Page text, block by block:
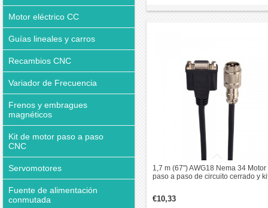
Motor eléctrico CC
Guías lineales y carros
Recambios CNC
Variador de Frecuencia
Frenos y embragues
magnéticos
Kit de motor paso a paso
CNC
Servomotores
Fuente de alimentación
conmutada
1,7 m (67") AWG18 Nema 34 Motor
paso a paso de circuito cerrado y
€10,33